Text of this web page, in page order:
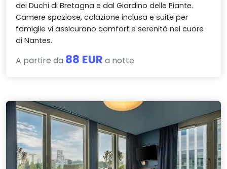
dei Duchi di Bretagna e dal Giardino delle Piante.
Camere spaziose, colazione inclusa e suite per
famiglie vi assicurano comfort e serenità nel cuore
di Nantes.
A partire da 88 EUR a notte